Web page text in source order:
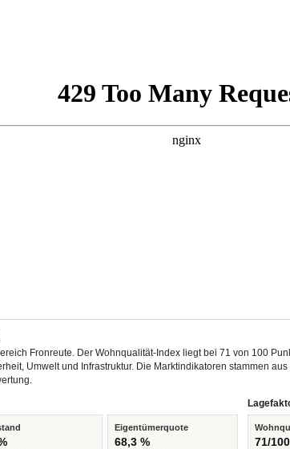
Fronreute. Der Wohnqualität-Index liegt bei 71 von 100
Umwelt und Infrastruktur. Die Marktindikatoren stammen
Eigentümerquote
68,3 % 71/100